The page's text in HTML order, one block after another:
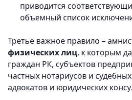
приводится
объемный список
Третье важное правило –
физических лиц, к которым
граждан РК, субъектов
частных нотариусов и
адвокатов и юридических